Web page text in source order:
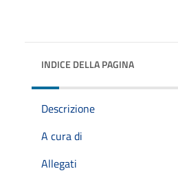
INDICE DELLA PAGINA
Descrizione
A cura di
Allegati